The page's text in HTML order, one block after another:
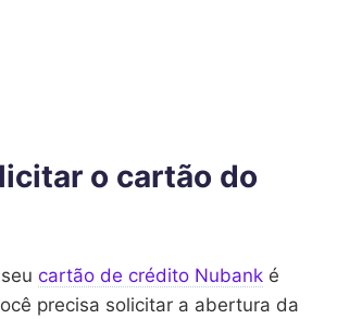
o cartão do
cartão de crédito Nubank é
precisa solicitar a abertura da